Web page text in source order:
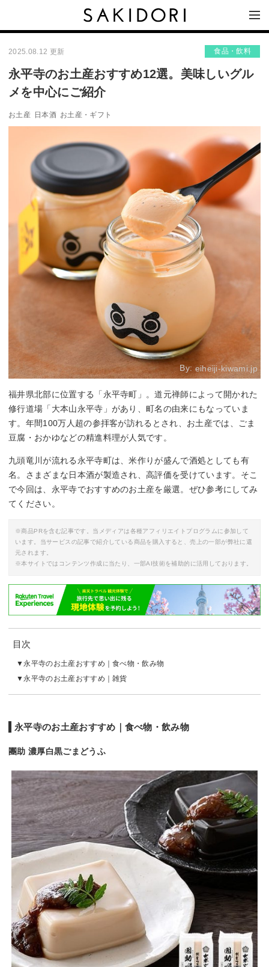
2025.08.12 更新 食品・飲料
永平寺のお土産おすすめ12選。美味しいグル
メを中心にご紹介
お土産 日本酒 お土産・ギフト
By: eiheiji-kiwami.jp
福井県北部に位置する「永平寺町」。道元禅師によって開かれた
修行道場「大本山永平寺」があり、町名の由来にもなっていま
す。年間100万人超の参拝客が訪れるとされ、お土産では、ごま
豆腐・おかゆなどの精進料理が人気です。
九頭竜川が流れる永平寺町は、米作りが盛んで酒処としても有
名。さまざまな日本酒が製造され、高評価を受けています。そこ
で今回は、永平寺でおすすめのお土産を厳選。ぜひ参考にしてみ
てください。
※商品PRを含む記事です。当メディアは各種アフィリエイトプログラムに参加して
います。当サービスの記事で紹介している商品を購入すると、売上の一部が弊社に還
元されます。
※本サイトではコンテンツ作成に当たり、一部AI技術を補助的に活用しております。
目次
永平寺のお土産おすすめ｜食べ物・飲み物
永平寺のお土産おすすめ｜雑貨
永平寺のお土産おすすめ｜食べ物・飲み物
團助 濃厚白黒ごまどうふ